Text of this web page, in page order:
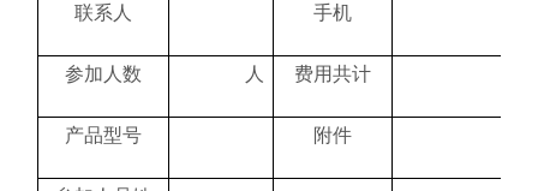
联系人 手机
参加人数 人 费用共计
产品型号 附件